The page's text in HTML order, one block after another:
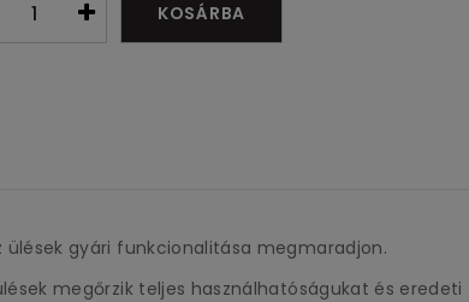
KOSÁRBA
gyári funkcionalitása megmaradjon.
megőrzik teljes használhatóságukat és